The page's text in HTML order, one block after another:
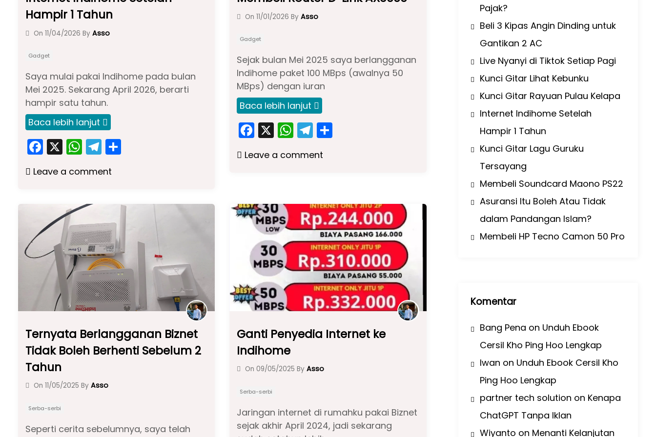
Hampir 1 Tahun
On 11/04/2026 By Asso
Gadget
Saya mulai pakai Indihome pada bulan
Mei 2025. Sekarang April 2026, berarti
hampir satu tahun.
Baca lebih lanjut
F
a
c
b
o
k
X W
h
a
A
p
p
T
el
e
a
m
Leave a comment
On 11/01/2026 By Asso
Gadget
Sejak bulan Mei 2025 saya berlangganan
Indihome paket 100 MBps (awalnya 50
MBps) dengan iuran
Baca lebih lanjut
F
a
c
o
o
k
X W
h
a
p
p
T
el
e
m
Leave a comment
Ternyata Berlangganan Biznet
Tidak Boleh Berhenti Sebelum 2
Tahun
On 11/05/2025 By Asso
Serba-serbi
Seperti cerita sebelumnya, saya telah
Ganti Penyedia Internet ke
Indihome
On 09/05/2025 By Asso
Serba-serbi
Jaringan internet di rumahku pakai Biznet
sejak akhir April 2024, jadi sekarang
Pajak?
Beli 3 Kipas Angin Dinding untuk
Gantikan 2 AC
Live Nyanyi di Tiktok Setiap Pagi
Kunci Gitar Lihat Kebunku
Kunci Gitar Rayuan Pulau Kelapa
Internet Indihome Setelah
Hampir 1 Tahun
Kunci Gitar Lagu Guruku
Tersayang
Membeli Soundcard Maono PS22
Asuransi Itu Boleh Atau Tidak
dalam Pandangan Islam?
Membeli HP Tecno Camon 50 Pro
Komentar
Bang Pena on Unduh Ebook
Cersil Kho Ping Hoo Lengkap
Iwan on Unduh Ebook Cersil Kho
Ping Hoo Lengkap
partner tech solution on Kenapa
ChatGPT Tanpa Iklan
Wiyanto on Menanti Kelanjutan